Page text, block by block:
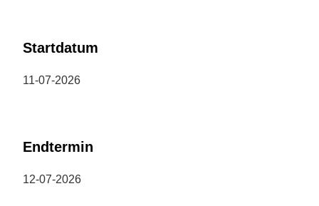
Startdatum
11-07-2026
Endtermin
12-07-2026